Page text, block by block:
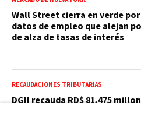
Wall Street cierra en verde
datos de empleo que alejan
de alza de tasas de interés
RECAUDACIONES TRIBUTARIAS
DGII recauda RD$ 81,475